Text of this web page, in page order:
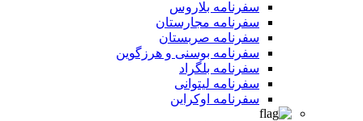
سفرنامه بلاروس
سفرنامه مجارستان
سفرنامه صربستان
سفرنامه بوسنی و هرزگوین
سفرنامه بلگراد
سفرنامه لیتوانی
سفرنامه اوکراین